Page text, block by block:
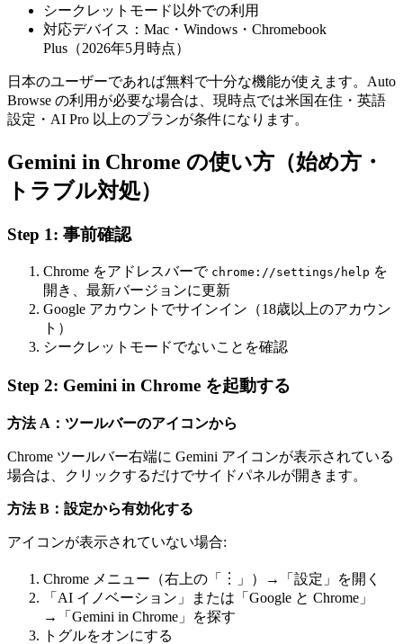
シークレットモード以外での利用
対応デバイス：Mac・Windows・Chromebook
Plus（2026年5月時点）
日本のユーザーであれば無料で十分な機能が使えます。Auto
Browse の利用が必要な場合は、現時点では米国在住・英語
設定・AI Pro 以上のプランが条件になります。
Gemini in Chrome の使い方（始め方・
トラブル対処）
Step 1: 事前確認
Chrome をアドレスバーで chrome://settings/help を
開き、最新バージョンに更新
Google アカウントでサインイン（18歳以上のアカウン
ト）
シークレットモードでないことを確認
Step 2: Gemini in Chrome を起動する
方法 A：ツールバーのアイコンから
Chrome ツールバー右端に Gemini アイコンが表示されている
場合は、クリックするだけでサイドパネルが開きます。
方法 B：設定から有効化する
アイコンが表示されていない場合:
Chrome メニュー（右上の「︙」）→「設定」を開く
「AI イノベーション」または「Google と Chrome」
→「Gemini in Chrome」を探す
トグルをオンにする